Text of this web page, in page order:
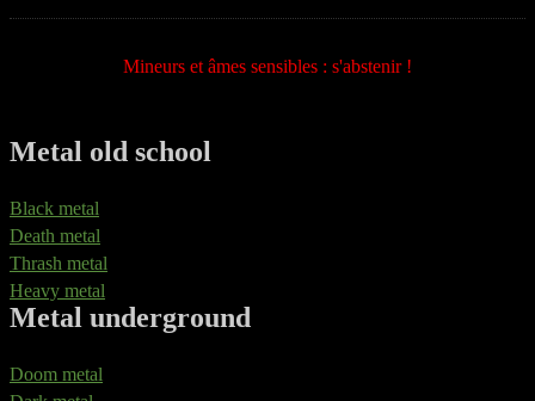
Mineurs et âmes sensibles : s'abstenir !
Metal old school
Black metal
Death metal
Thrash metal
Heavy metal
Metal underground
Doom metal